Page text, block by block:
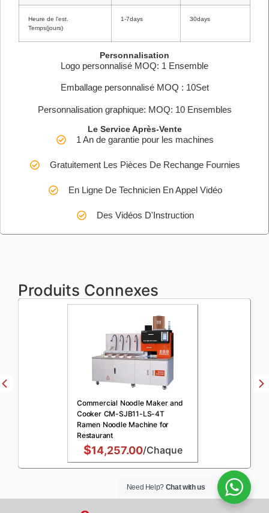
Heure de l'est.
Temps(jours)
1-7days 30days
Personnalisation
Logo personnalisé MOQ: 1 Ensemble
Emballage personnalisé MOQ : 10Set
Personnalisation graphique: MOQ: 10 Ensembles
Le Service Après-Vente
1 An de garantie pour les machines
Gratuitement Les Pièces De Rechange Fournies
En Ligne De Technicien En Appel Vidéo
Des Vidéos D'Instruction
Produits Connexes
Commercial Noodle Maker and
Cooker CM-SJB11-LS-4T
Ramen Noodle Machine for
Restaurant
$14,257.00/Chaque
Need Help? Chat with us